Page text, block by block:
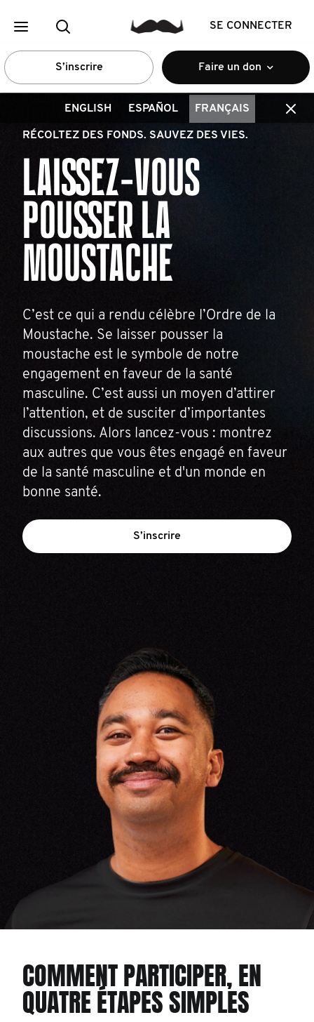
SE CONNECTER
S’inscrire Faire un don
ENGLISH ESPAÑOL FRANÇAIS
RÉCOLTEZ DES FONDS. SAUVEZ DES VIES.
LAISSEZ-VOUS
POUSSER LA
MOUSTACHE
C’est ce qui a rendu célèbre l’Ordre de la
Moustache. Se laisser pousser la
moustache est le symbole de notre
engagement en faveur de la santé
masculine. C’est aussi un moyen d’attirer
l’attention, et de susciter d’importantes
discussions. Alors lancez-vous : montrez
aux autres que vous êtes engagé en faveur
de la santé masculine et d'un monde en
bonne santé.
S’inscrire
COMMENT PARTICIPER, EN
QUATRE ÉTAPES SIMPLES